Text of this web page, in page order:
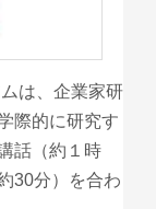
は、企業家研
際的に研究す
話（約１時
30分）を合わ